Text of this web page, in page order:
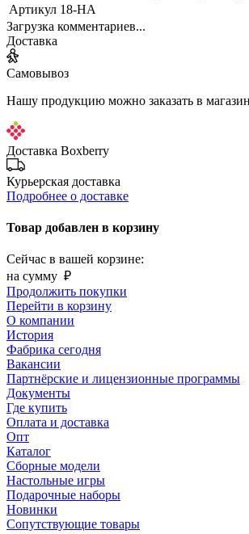
Артикул 18-НА
Загрузка комментариев...
Доставка
Самовывоз
Нашу продукцию можно заказать в
Доставка Boxberry
Курьерская доставка
Подробнее о доставке
Товар добавлен в корзину
Сейчас в вашей корзине:
на сумму ₽
Продолжить покупки
Перейти в корзину
О компании
История
Фабрика сегодня
Вакансии
Партнёрские и лицензионные программы
Документы
Где купить
Оплата и доставка
Опт
Каталог
Сборные модели
Настольные игры
Подарочные наборы
Новинки
Сопутствующие товары